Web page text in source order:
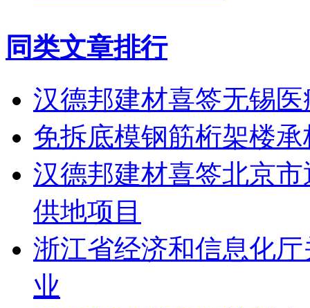
同类文章排行
汉德邦建材喜签无锡
免拆底模钢筋桁架楼
汉德邦建材喜签北京
供地项目
浙江省经济和信息化
业